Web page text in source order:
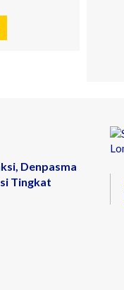
Denpasma
Tingkat